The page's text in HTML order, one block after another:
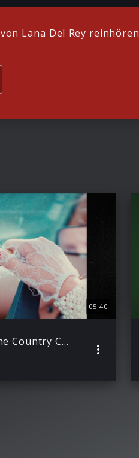
von Lana Del Rey reinhören
05:40
Chemtrails Over The Country Club